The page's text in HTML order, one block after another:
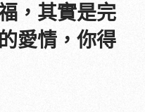
，其實是完
愛情，你得